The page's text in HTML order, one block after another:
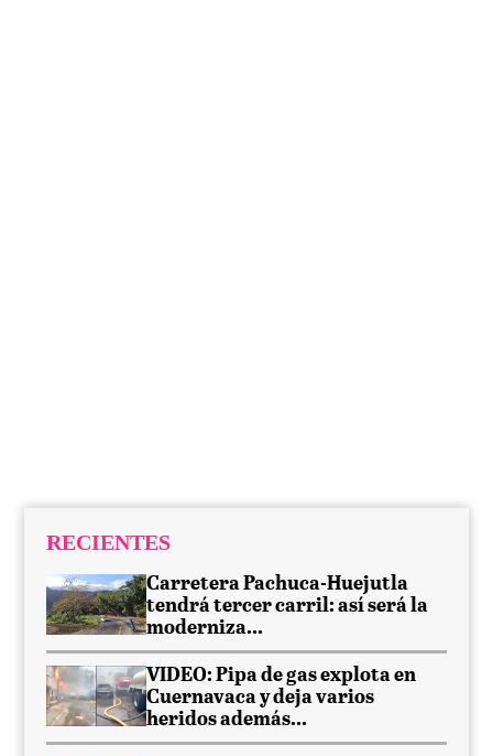
RECIENTES
Carretera Pachuca-Huejutla
tendrá tercer carril: así será la
moderniza...
VIDEO: Pipa de gas explota en
Cuernavaca y deja varios
heridos además...